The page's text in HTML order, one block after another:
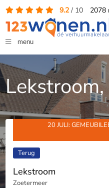
9.2/ 10 2078
menu
20 JULI:
Terug
Lekstroom
Zoetermeer